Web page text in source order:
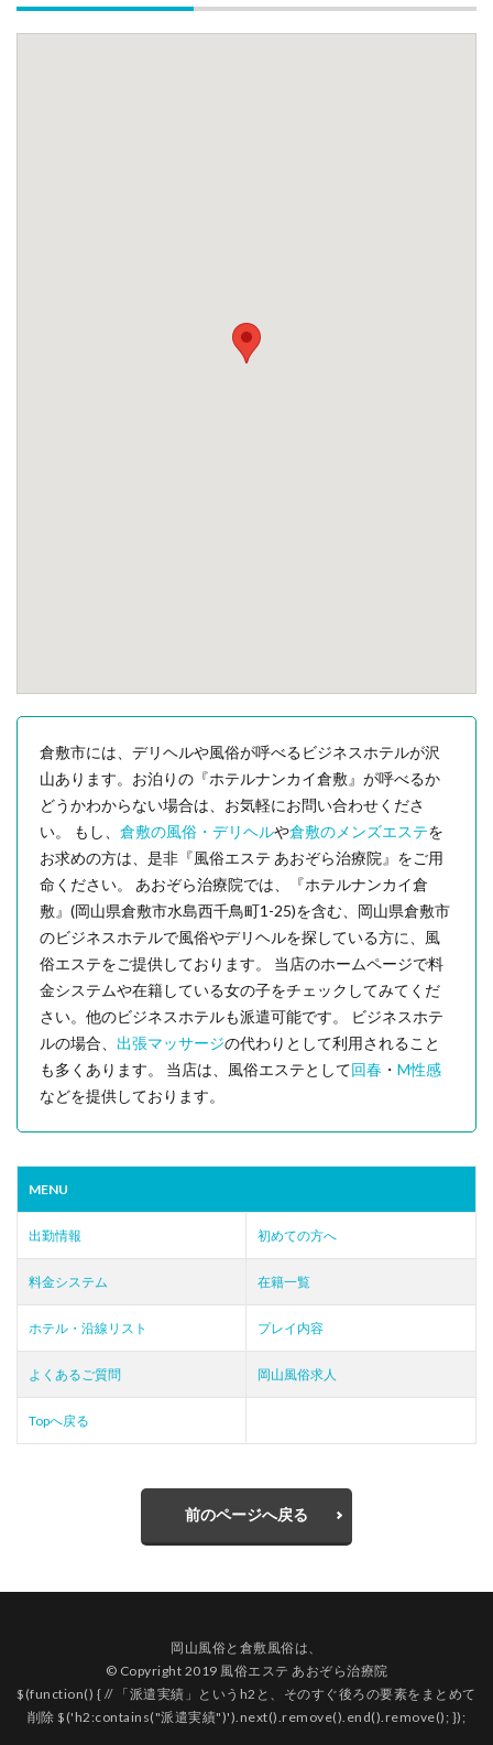
倉敷市には、デリヘルや風俗が呼べるビジネスホテルが沢
山あります。お泊りの『ホテルナンカイ倉敷』が呼べるか
どうかわからない場合は、お気軽にお問い合わせくださ
い。 もし、 倉敷の風俗・デリヘルや倉敷のメンズエステを
お求めの方は、是非『風俗エステ あおぞら治療院』をご用
命ください。 あおぞら治療院では、『ホテルナンカイ倉
敷』(岡山県倉敷市水島西千鳥町1-25)を含む、岡山県倉敷市
のビジネスホテルで風俗やデリヘルを探している方に、風
俗エステをご提供しております。 当店のホームページで料
金システムや在籍している女の子をチェックしてみてくだ
さい。他のビジネスホテルも派遣可能です。 ビジネスホテ
ルの場合、 出張マッサージの代わりとして利用されること
も多くあります。 当店は、風俗エステとして回春 ・ M性感
などを提供しております。
MENU
出勤情報 初めての方へ
料金システム 在籍一覧
ホテル・沿線リスト プレイ内容
よくあるご質問 岡山風俗求人
Topへ戻る
前のページへ戻る
岡山風俗と 倉敷風俗は、
© Copyright 2019 風俗エステ あおぞら治療院
$(function() { // 「派遣実績」というh2と、そのすぐ後ろの要素をまとめて
削除 $('h2:contains("派遣実績")').next().remove().end().remove(); });